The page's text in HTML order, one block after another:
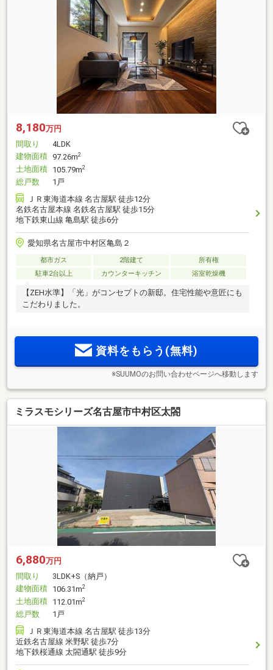
8,180万円
間取り
4LDK
建物面積 97.26m2
土地面積 105.79m2
総戸数
1戸
ＪＲ東海道本線 名古屋駅 徒歩12分
名鉄名古屋本線 名鉄名古屋駅 徒歩15分
地下鉄東山線 亀島駅 徒歩6分
愛知県名古屋市中村区亀島２
都市ガス 2階建て
所有権
駐車2台以上
カウンターキッチン 浴室乾燥機
【ZEH水準】「光」がコンセプトの新邸。住宅性能や意匠にも
こだわりました。
資料をもらう(無料)
※SUUMOのお問い合わせページへ移動します
ミラスモシリーズ名古屋市中村区太閤
6,880万円
間取り
3LDK+S（納戸）
建物面積 106.31m2
土地面積 112.01m2
総戸数
1戸
ＪＲ東海道本線 名古屋駅 徒歩13分
近鉄名古屋線 米野駅 徒歩7分
地下鉄桜通線 太閤通駅 徒歩9分